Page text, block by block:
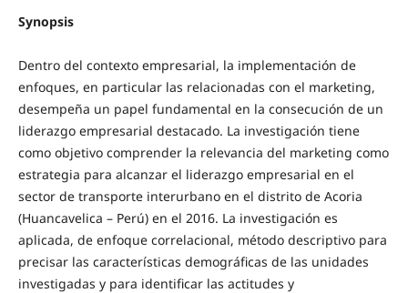
Synopsis
Dentro del contexto empresarial, la implementación de
enfoques, en particular las relacionadas con el marketing,
desempeña un papel fundamental en la consecución de un
liderazgo empresarial destacado. La investigación tiene
como objetivo comprender la relevancia del marketing como
estrategia para alcanzar el liderazgo empresarial en el
sector de transporte interurbano en el distrito de Acoria
(Huancavelica – Perú) en el 2016. La investigación es
aplicada, de enfoque correlacional, método descriptivo para
precisar las características demográficas de las unidades
investigadas y para identificar las actitudes y